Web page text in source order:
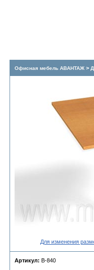
Офисная мебель АВАНТАЖ >
Для изменения
Артикул: В-840